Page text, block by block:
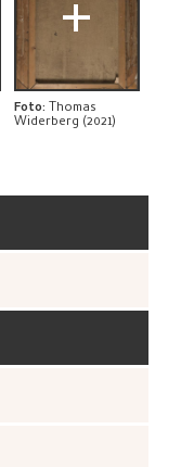
+
Foto: Thomas
Widerberg (2021)